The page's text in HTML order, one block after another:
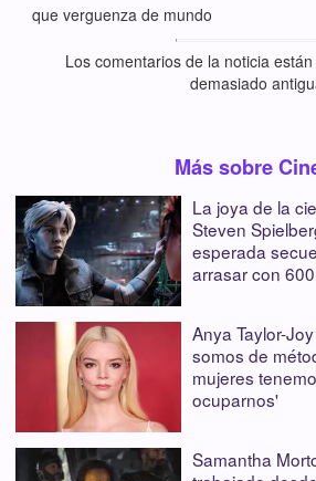
que verguenza de mundo
Los comentarios de la noticia
demasiado
Más sobre
La joya de la
Steven
esperada
arrasar con
Anya Taylor-
somos de
mujeres
ocuparnos'
Samantha